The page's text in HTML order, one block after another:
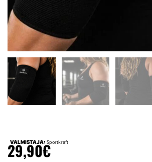
VALMISTAJA: Sportkraft
29,90€